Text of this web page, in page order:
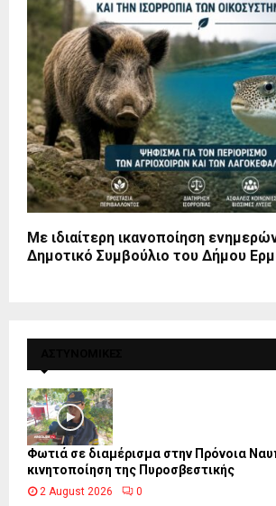
Με ιδιαίτερη ικανοποίηση
Δημοτικό Συμβούλιο του Δήμου
Φωτιά σε διαμέρισμα στην Πρόνοια
κινητοποίηση της Πυροσβεστικής
2 August 2026 0